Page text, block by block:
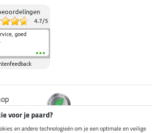
4.7/5
goed
voor je paard?
en andere technologieën om je een optimale en veilige